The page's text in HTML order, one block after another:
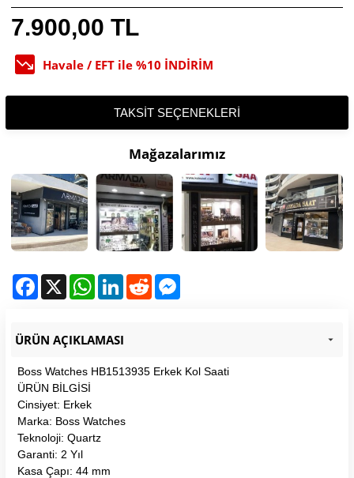
7.900,00 TL
Havale / EFT ile %10 İNDİRİM
TAKSIT SEÇENEKLERI
Mağazalarımız
Facebook
X WhatsAppLinkedInReddit
ÜRÜN AÇIKLAMASI
Boss Watches HB1513935 Erkek Kol Saati
ÜRÜN BİLGİSİ
Cinsiyet: Erkek
Marka: Boss Watches
Teknoloji: Quartz
Garanti: 2 Yıl
Kasa Çapı: 44 mm